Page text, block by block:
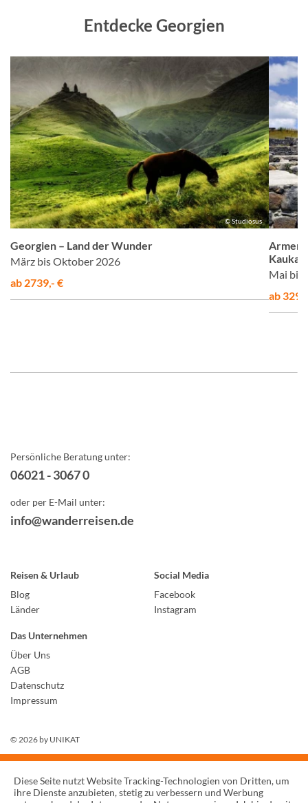
Entdecke Georgien
© Studiosus
Georgien – Land der Wunder
März bis Oktober 2026
ab 2739,- €
Mai bis
ab
Persönliche Beratung unter:
06021 - 3067 0
oder per E-Mail unter:
info@wanderreisen.de
Reisen & Urlaub
Blog
Länder
Social Media
Facebook
Instagram
Das Unternehmen
Über Uns
AGB
Datenschutz
Impressum
© 2026 by UNIKAT
Diese Seite nutzt Website Tracking-Technologien von Dritten, um
ihre Dienste anzubieten, stetig zu verbessern und Werbung